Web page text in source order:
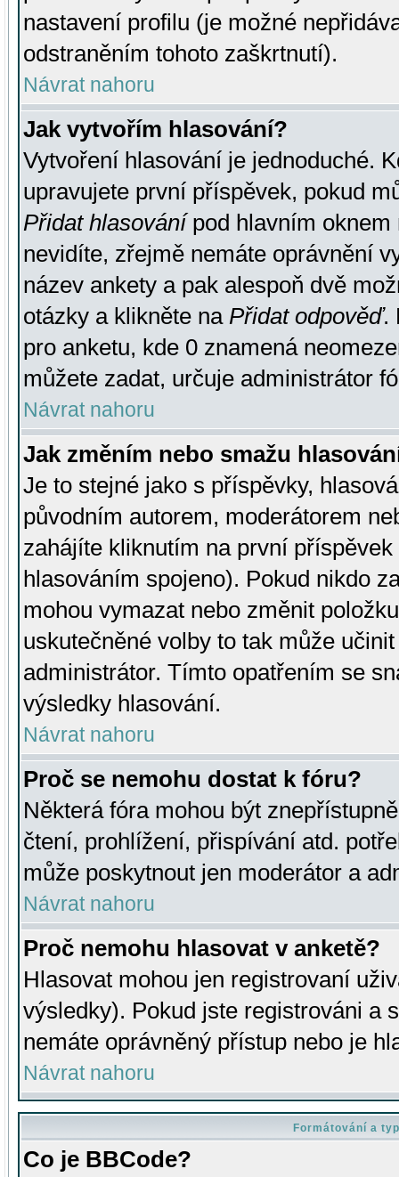
nastavení profilu (je možné
odstraněním tohoto zaškrtnutí).
Návrat nahoru
Jak vytvořím hlasování?
Vytvoření hlasování je jednoduché.
upravujete první příspěvek, pokud
Přidat hlasovánípod hlavním oknem
nevidíte, zřejmě nemáte oprávnění
název ankety a pak alespoň dvě
otázky a klikněte na Přidat odpověď.
pro anketu, kde 0 znamená
můžete zadat, určuje administrátor
Návrat nahoru
Jak změním nebo smažu
Je to stejné jako s příspěvky,
původním autorem, moderátorem
zahájíte kliknutím na první
hlasováním spojeno). Pokud nikdo
mohou vymazat nebo změnit
uskutečněné volby to tak může
administrátor. Tímto opatřením se
výsledky hlasování.
Návrat nahoru
Proč se nemohu dostat k fóru?
Některá fóra mohou být
čtení, prohlížení, přispívání atd.
může poskytnout jen moderátor a
Návrat nahoru
Proč nemohu hlasovat v anketě?
Hlasovat mohou jen registrovaní
výsledky). Pokud jste registrováni a
nemáte oprávněný přístup nebo je
Návrat nahoru
Formátování a
Co je BBCode?